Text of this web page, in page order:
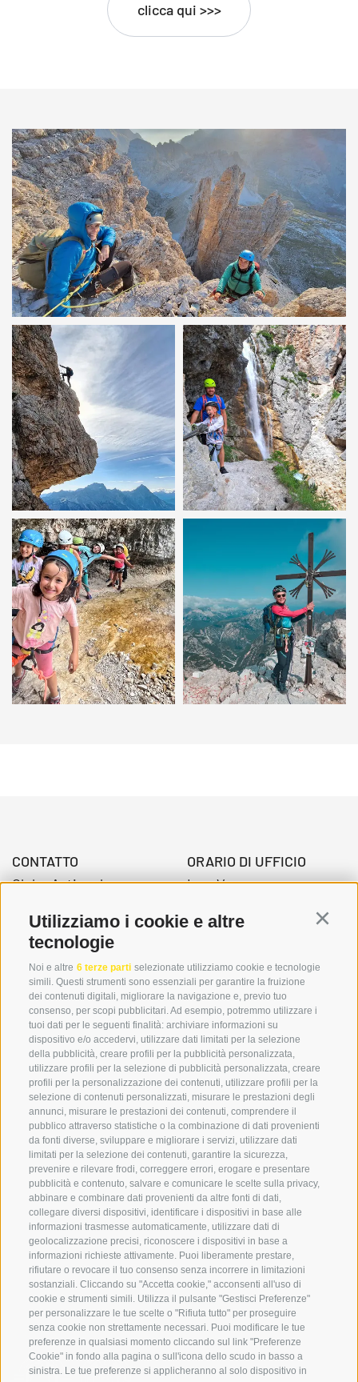
Utilizziamo i cookie e altre
tecnologie
Noi e altre 6 terze parti selezionate utilizziamo cookie e tecnologie
simili. Questi strumenti sono essenziali per garantire la fruizione
dei contenuti digitali, migliorare la navigazione e, previo tuo
consenso, per scopi pubblicitari. Ad esempio, potremmo utilizzare i
tuoi dati per le seguenti finalità: archiviare informazioni su
dispositivo e/o accedervi, utilizzare dati limitati per la selezione
della pubblicità, creare profili per la pubblicità personalizzata,
utilizzare profili per la selezione di pubblicità personalizzata, creare
profili per la personalizzazione dei contenuti, utilizzare profili per la
selezione di contenuti personalizzati, misurare le prestazioni degli
annunci, misurare le prestazioni dei contenuti, comprendere il
pubblico attraverso statistiche o la combinazione di dati provenienti
da fonti diverse, sviluppare e migliorare i servizi, utilizzare dati
limitati per la selezione dei contenuti, garantire la sicurezza,
prevenire e rilevare frodi, correggere errori, erogare e presentare
pubblicità e contenuto, salvare e comunicare le scelte sulla privacy,
abbinare e combinare dati provenienti da altre fonti di dati,
collegare diversi dispositivi, identificare i dispositivi in base alle
informazioni trasmesse automaticamente, utilizzare dati di
geolocalizzazione precisi, riconoscere i dispositivi in base a
informazioni richieste attivamente. Puoi liberamente prestare,
rifiutare o revocare il tuo consenso senza incorrere in limitazioni
sostanziali. Cliccando su "Accetta cookie," acconsenti all'uso di
cookie e strumenti simili. Utilizza il pulsante "Gestisci Preferenze"
per personalizzare le tue scelte o "Rifiuta tutto" per proseguire
senza cookie non strettamente necessari. Puoi modificare le tue
preferenze in qualsiasi momento cliccando sul link "Preferenze
Cookie" in fondo alla pagina o sull'icona dello scudo in basso a
sinistra. Le tue preferenze si applicheranno al solo dispositivo in
clicca qui >>>
CONTATTO
Globo Activ srl
39034 Dobbiaco
+39 0474 976139
info@globoalpin.com
ORARIO DI UFFICIO
Lun-Ven.
14.00 – 17:00 Uhr
SERVIZIO
Contatto
Meteo
FAQ & AGB
Newsletter
noleggio attrezzatura
Login
Pagamento
Partner
ON TOUR
Noi
Programma invernale